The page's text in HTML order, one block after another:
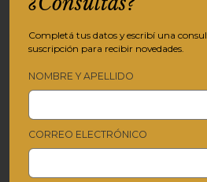
Completá tus datos y escribí una
suscripción para recibir novedades.
NOMBRE Y APELLIDO
CORREO ELECTRÓNICO